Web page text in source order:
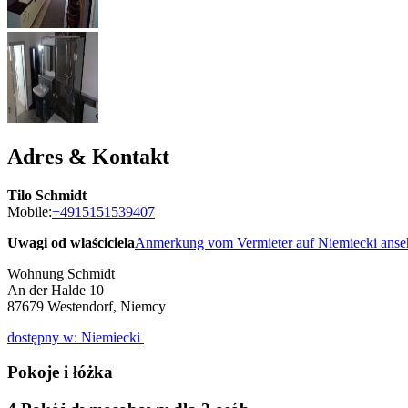
Adres & Kontakt
Tilo Schmidt
Mobile:+4915151539407
Uwagi od wlaścicielaAnmerkung vom Vermieter auf Niemiecki
Wohnung Schmidt
An der Halde 10
87679 Westendorf, Niemcy
dostępny w: Niemiecki
Pokoje i łóżka